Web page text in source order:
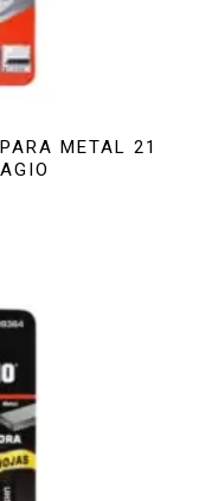
METAL 21